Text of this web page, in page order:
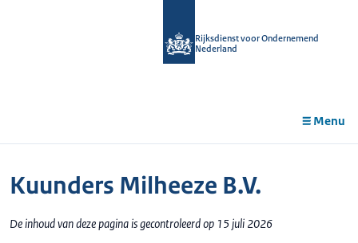
Rijksdienst voor Ondernemend
Nederland
Menu
Kuunders Milheeze B.V.
De inhoud van deze pagina is gecontroleerd op 15 juli 2026